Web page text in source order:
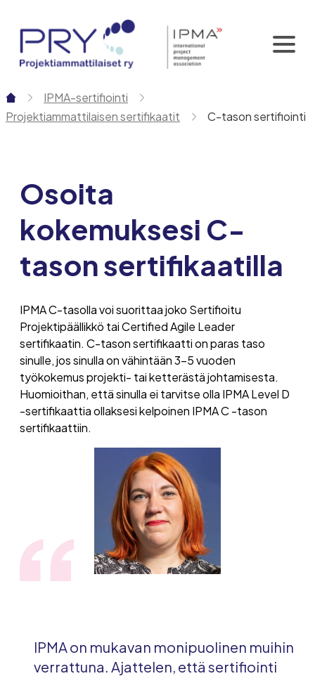
sisältöön
IPMA-sertifiointi
Projektiammattilaisen sertifikaatit
C-tason sertifiointi
Osoita
kokemuksesi C-
tason sertifikaatilla
IPMA C-tasolla voi suorittaa joko Sertifioitu
Projektipäällikkö tai Certified Agile Leader
sertifikaatin. C-tason sertifikaatti on paras taso
sinulle, jos sinulla on vähintään 3–5 vuoden
työkokemus projekti- tai ketterästä johtamisesta.
Huomioithan, että sinulla ei tarvitse olla IPMA Level D
-sertifikaattia ollaksesi kelpoinen IPMA C -tason
sertifikaattiin.
IPMA on mukavan monipuolinen muihin
verrattuna. Ajattelen, että sertifiointi